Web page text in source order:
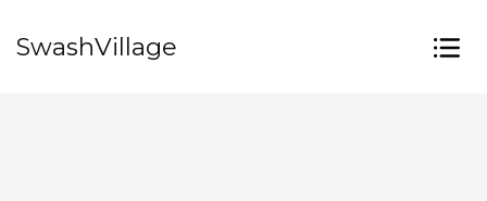
SwashVillage